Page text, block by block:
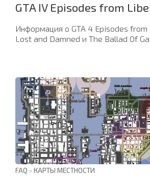
GTA IV Episodes from
Информация о GTA 4 Episodes
Lost and Damned и The Ballad Of
FAQ »КАРТЫ МЕСТНОСТИ